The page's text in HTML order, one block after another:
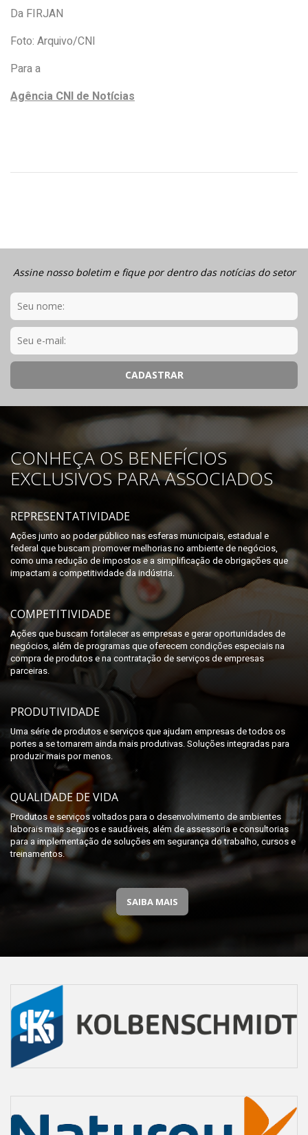
Da FIRJAN
Foto: Arquivo/CNI
Para a
Agência CNI de Notícias
Assine nosso boletim e fique por dentro das notícias do setor
CONHEÇA OS BENEFÍCIOS
EXCLUSIVOS PARA ASSOCIADOS
REPRESENTATIVIDADE
Ações junto ao poder público nas esferas municipais, estadual e
federal que buscam promover melhorias no ambiente de negócios,
como uma redução de impostos e a simplificação de obrigações que
impactam a competitividade da indústria.
COMPETITIVIDADE
Ações que buscam fortalecer as empresas e gerar oportunidades de
negócios, além de programas que oferecem condições especiais na
compra de produtos e na contratação de serviços de empresas
parceiras.
PRODUTIVIDADE
Uma série de produtos e serviços que ajudam empresas de todos os
portes a se tornarem ainda mais produtivas. Soluções integradas para
produzir mais por menos.
QUALIDADE DE VIDA
Produtos e serviços voltados para o desenvolvimento de ambientes
laborais mais seguros e saudáveis, além de assessoria e consultorias
para a implementação de soluções em segurança do trabalho, cursos e
treinamentos.
SAIBA MAIS